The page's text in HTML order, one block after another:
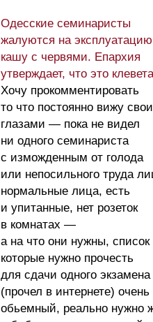
Одесские семинаристы
жалуются на
кашу с червями. Епархия
утверждает, что это
Хочу прокомментировать
то что постоянно вижу
глазами — пока не видел
ни одного семинариста
с изможденным от голода
или непосильного труда
нормальные лица, есть
и упитанные, нет розеток
в комнатах —
а на что они нужны, список
которые нужно прочесть
для сдачи одного экзамена
(прочел в интернете) очень
обьемный, реально нужно